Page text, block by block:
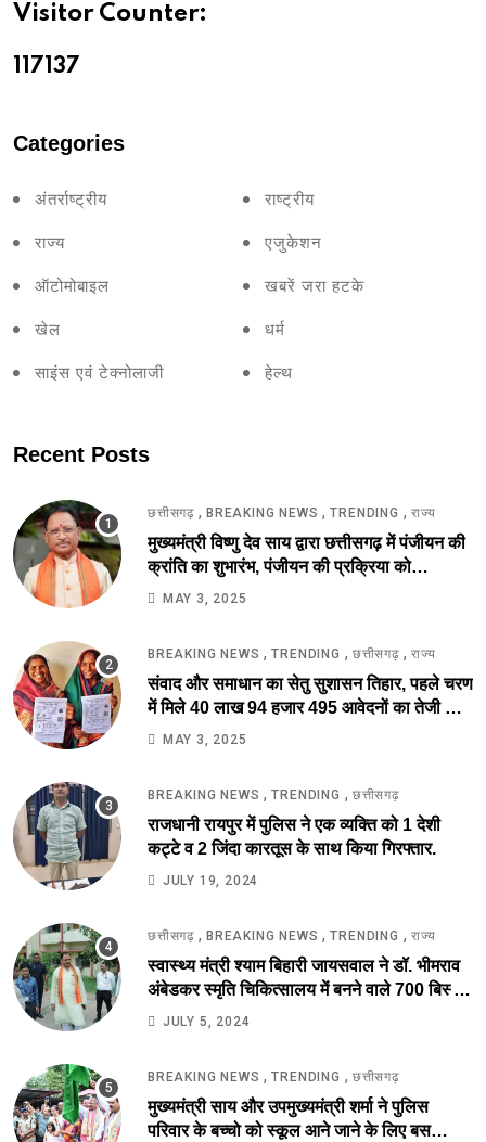
Visitor Counter:
117137
Categories
अंतर्राष्ट्रीय राष्ट्रीय
राज्य एजुकेशन
ऑटोमोबाइल खबरें जरा हटके
खेल धर्म
साइंस एवं टेक्नोलाजी हेल्थ
Recent Posts
छत्तीसगढ़ , BREAKING NEWS ,TRENDING , राज्य
मुख्यमंत्री विष्णु देव साय द्वारा छत्तीसगढ़ में पंजीयन की
क्रांति का शुभारंभ, पंजीयन की प्रक्रिया को
सरलीकरण कर 10 दिन का काम अब 10 मिनट में..
MAY 3, 2025
BREAKING NEWS ,TRENDING , छत्तीसगढ़, राज्य
संवाद और समाधान का सेतु सुशासन तिहार, पहले चरण
में मिले 40 लाख 94 हजार 495 आवेदनों का तेजी से
निराकरण की ओर.
MAY 3, 2025
BREAKING NEWS ,TRENDING , छत्तीसगढ़
राजधानी रायपुर में पुलिस ने एक व्यक्ति को 1 देशी
कट्टे व 2 जिंदा कारतूस के साथ किया गिरफ्तार.
JULY 19, 2024
छत्तीसगढ़ , BREAKING NEWS ,TRENDING , राज्य
स्वास्थ्य मंत्री श्याम बिहारी जायसवाल ने डॉ. भीमराव
अंबेडकर स्मृति चिकित्सालय में बनने वाले 700 बिस्तर
अस्पताल का किया स्थल निरीक्षण.
JULY 5, 2024
BREAKING NEWS ,TRENDING , छत्तीसगढ़
मुख्यमंत्री साय और उपमुख्यमंत्री शर्मा ने पुलिस
परिवार के बच्चो को स्कूल आने जाने के लिए बस